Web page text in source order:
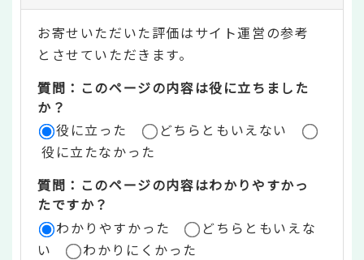
テ
ン
ツ
評
価
リ
ア
お寄せいただいた評価はサイト運営の参考
とさせていただきます。
質問：このページの内容は役に立ちました
か？
役に立った
どちらともいえない
役に立たなかった
質問：このページの内容はわかりやすかっ
たですか？
わかりやすかった
どちらともいえな
い
わかりにくかった